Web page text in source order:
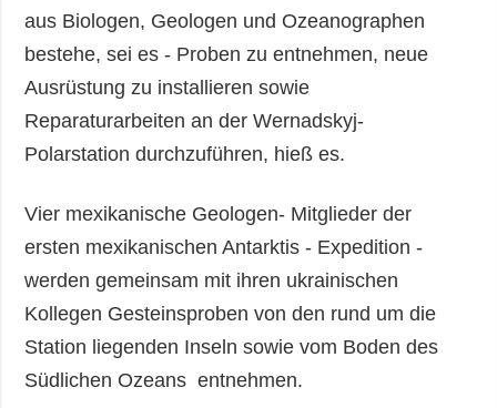
aus Biologen, Geologen und Ozeanographen
bestehe, sei es - Proben zu entnehmen, neue
Ausrüstung zu installieren sowie
Reparaturarbeiten an der Wernadskyj-
Polarstation durchzuführen, hieß es.
Vier mexikanische Geologen- Mitglieder der
ersten mexikanischen Antarktis - Expedition -
werden gemeinsam mit ihren ukrainischen
Kollegen Gesteinsproben von den rund um die
Station liegenden Inseln sowie vom Boden des
Südlichen Ozeans entnehmen.